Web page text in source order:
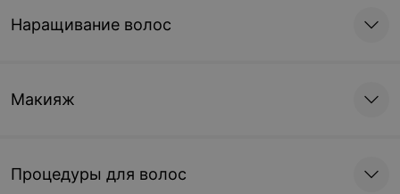
Наращивание волос
Макияж
Процедуры для волос